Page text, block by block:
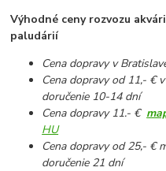
Výhodné ceny rozvozu
paludárií
Cena dopravy v
Cena dopravy od 11,- €
doručenie 10-14 dní
Cena dopravy 11.- €
HU
Cena dopravy od 25,- €
doručenie 21 dní